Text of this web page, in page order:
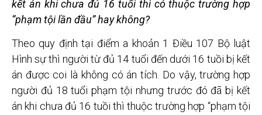
kết án khi chưa đủ 16 tuổi thì có thuộc trường hợp
“phạm tội lần đầu” hay không?
Theo quy định tại điểm a khoản 1 Điều 107 Bộ luật
Hình sự thì người từ đủ 14 tuổi đến dưới 16 tuồi bị kết
án được coi là không có án tích. Do vậy, trường hợp
người đủ 18 tuổi phạm tội nhưng trước đó đã bị kết
án khi chưa đủ 16 tuồi thì thuộc trường hợp “phạm tội